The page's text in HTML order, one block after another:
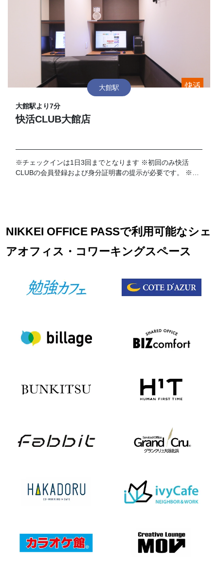
大館駅
大館駅より7分
快活CLUB大館店
※チェックインは1日3回までとなります ※初回のみ快活
CLUBの会員登録および身分証明書の提示が必要です。 ※ワ
NIKKEI OFFICE PASSで利用可能なシェ
アオフィス・コワーキングスペース